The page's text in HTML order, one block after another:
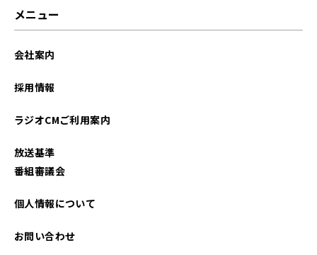
2023年04月
メニュー
会社案内
採用情報
ラジオCMご利用案内
放送基準
番組審議会
個人情報について
お問い合わせ